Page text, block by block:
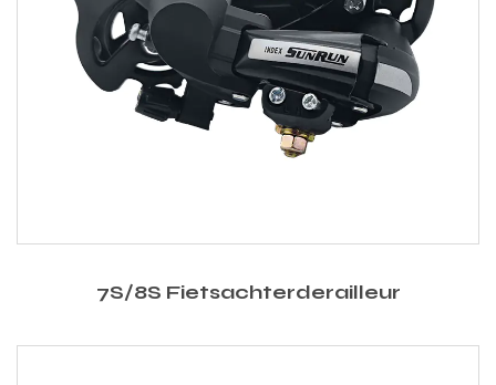
7S/8S Fietsachterderailleur